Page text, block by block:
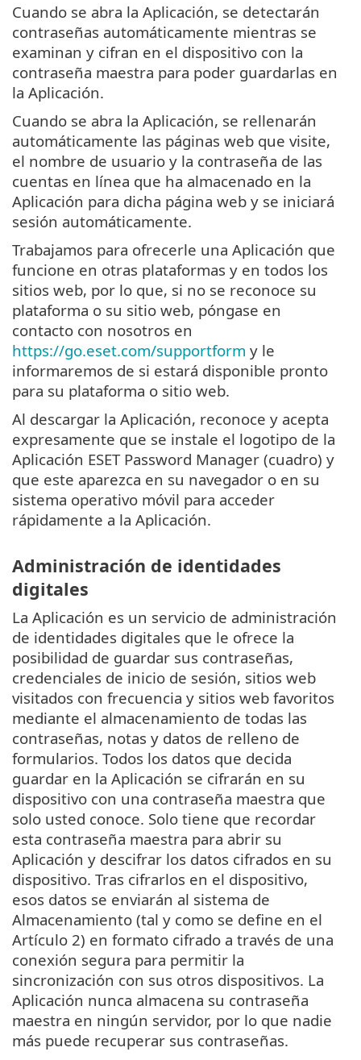
Cuando se abra la Aplicación, se detectarán
contraseñas automáticamente mientras se
examinan y cifran en el dispositivo con la
contraseña maestra para poder guardarlas en
la Aplicación.
Cuando se abra la Aplicación, se rellenarán
automáticamente las páginas web que visite,
el nombre de usuario y la contraseña de las
cuentas en línea que ha almacenado en la
Aplicación para dicha página web y se iniciará
sesión automáticamente.
Trabajamos para ofrecerle una Aplicación que
funcione en otras plataformas y en todos los
sitios web, por lo que, si no se reconoce su
plataforma o su sitio web, póngase en
contacto con nosotros en
https://go.eset.com/supportform y le
informaremos de si estará disponible pronto
para su plataforma o sitio web.
Al descargar la Aplicación, reconoce y acepta
expresamente que se instale el logotipo de la
Aplicación ESET Password Manager (cuadro) y
que este aparezca en su navegador o en su
sistema operativo móvil para acceder
rápidamente a la Aplicación.
Administración de identidades
digitales
La Aplicación es un servicio de administración
de identidades digitales que le ofrece la
posibilidad de guardar sus contraseñas,
credenciales de inicio de sesión, sitios web
visitados con frecuencia y sitios web favoritos
mediante el almacenamiento de todas las
contraseñas, notas y datos de relleno de
formularios. Todos los datos que decida
guardar en la Aplicación se cifrarán en su
dispositivo con una contraseña maestra que
solo usted conoce. Solo tiene que recordar
esta contraseña maestra para abrir su
Aplicación y descifrar los datos cifrados en su
dispositivo. Tras cifrarlos en el dispositivo,
esos datos se enviarán al sistema de
Almacenamiento (tal y como se define en el
Artículo 2) en formato cifrado a través de una
conexión segura para permitir la
sincronización con sus otros dispositivos. La
Aplicación nunca almacena su contraseña
maestra en ningún servidor, por lo que nadie
más puede recuperar sus contraseñas.